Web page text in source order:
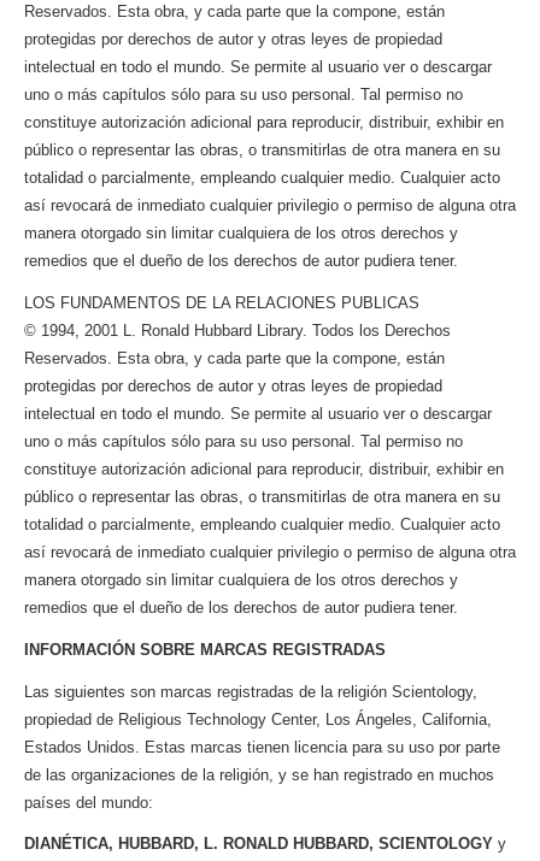
Reservados. Esta obra, y cada parte que la compone, están
protegidas por derechos de autor y otras leyes de propiedad
intelectual en todo el mundo. Se permite al usuario ver o descargar
uno o más capítulos sólo para su uso personal. Tal permiso no
constituye autorización adicional para reproducir, distribuir, exhibir en
público o representar las obras, o transmitirlas de otra manera en su
totalidad o parcialmente, empleando cualquier medio. Cualquier acto
así revocará de inmediato cualquier privilegio o permiso de alguna otra
manera otorgado sin limitar cualquiera de los otros derechos y
remedios que el dueño de los derechos de autor pudiera tener.
LOS FUNDAMENTOS DE LA RELACIONES PUBLICAS
© 1994, 2001 L. Ronald Hubbard Library. Todos los Derechos
Reservados. Esta obra, y cada parte que la compone, están
protegidas por derechos de autor y otras leyes de propiedad
intelectual en todo el mundo. Se permite al usuario ver o descargar
uno o más capítulos sólo para su uso personal. Tal permiso no
constituye autorización adicional para reproducir, distribuir, exhibir en
público o representar las obras, o transmitirlas de otra manera en su
totalidad o parcialmente, empleando cualquier medio. Cualquier acto
así revocará de inmediato cualquier privilegio o permiso de alguna otra
manera otorgado sin limitar cualquiera de los otros derechos y
remedios que el dueño de los derechos de autor pudiera tener.
INFORMACIÓN SOBRE MARCAS REGISTRADAS
Las siguientes son marcas registradas de la religión Scientology,
propiedad de Religious Technology Center, Los Ángeles, California,
Estados Unidos. Estas marcas tienen licencia para su uso por parte
de las organizaciones de la religión, y se han registrado en muchos
países del mundo:
DIANÉTICA, HUBBARD, L. RONALD HUBBARD, SCIENTOLOGY y